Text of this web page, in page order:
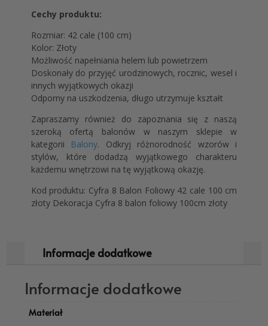
Cechy produktu:
Rozmiar: 42 cale (100 cm)
Kolor: Złoty
Możliwość napełniania helem lub powietrzem
Doskonały do przyjęć urodzinowych, rocznic, wesel i
innych wyjątkowych okazji
Odporny na uszkodzenia, długo utrzymuje kształt
Zapraszamy również do zapoznania się z naszą
szeroką ofertą balonów w naszym sklepie w
kategorii Balony. Odkryj różnorodność wzorów i
stylów, które dodadzą wyjątkowego charakteru
każdemu wnętrzowi na tę wyjątkową okazję.
Kod produktu: Cyfra 8 Balon Foliowy 42 cale 100 cm
złoty Dekoracja Cyfra 8 balon foliowy 100cm złoty
Informacje dodatkowe
Informacje dodatkowe
Materiał